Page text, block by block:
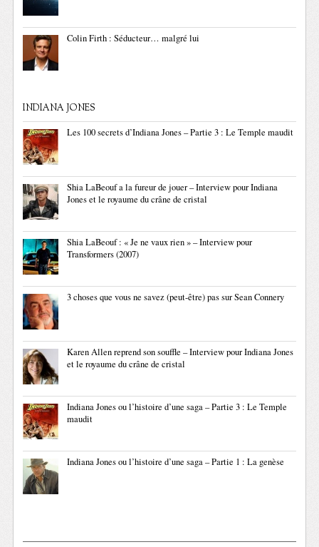
Colin Firth : Séducteur… malgré lui
INDIANA JONES
Les 100 secrets d’Indiana Jones – Partie 3 : Le Temple maudit
Shia LaBeouf a la fureur de jouer – Interview pour Indiana
Jones et le royaume du crâne de cristal
Shia LaBeouf : « Je ne vaux rien » – Interview pour
Transformers (2007)
3 choses que vous ne savez (peut-être) pas sur Sean Connery
Karen Allen reprend son souffle – Interview pour Indiana Jones
et le royaume du crâne de cristal
Indiana Jones ou l’histoire d’une saga – Partie 3 : Le Temple
maudit
Indiana Jones ou l’histoire d’une saga – Partie 1 : La genèse